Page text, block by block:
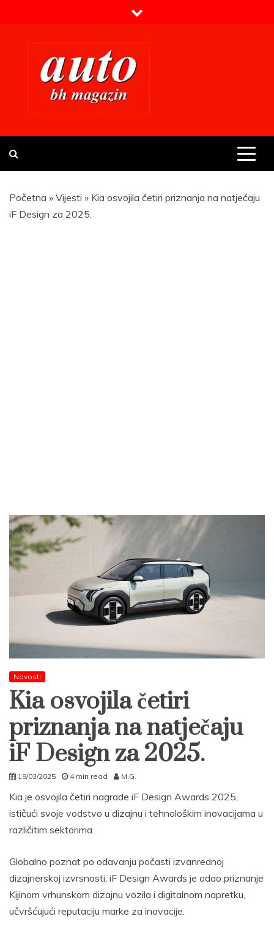
Prvi BH auto magazin
Početna » Vijesti » Kia osvojila četiri priznanja na natječaju
iF Design za 2025.
Novosti
Kia osvojila četiri
priznanja na natječaju
iF Design za 2025.
19/03/2025 4 min read M.G.
Kia je osvojila četiri nagrade iF Design Awards 2025,
ističući svoje vodstvo u dizajnu i tehnološkim inovacijama u
različitim sektorima.
Globalno poznat po odavanju počasti izvanrednoj
dizajnerskoj izvrsnosti, iF Design Awards je odao priznanje
Kijinom vrhunskom dizajnu vozila i digitalnom napretku,
učvršćujući reputaciju marke za inovacije.